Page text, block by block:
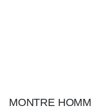
MONTRE